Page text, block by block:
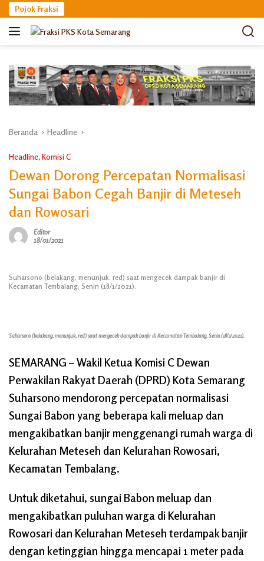
Langsung
ke
konten
Pojok Fraksi
Beranda Headline
Headline, Komisi C
Dewan Dorong Percepatan Normalisasi
Sungai Babon Cegah Banjir di Meteseh
dan Rowosari
Editor
18/01/2021
Suharsono (belakang, menunjuk, red) saat mengecek dampak banjir di
Kecamatan Tembalang, Senin (18/1/2021).
Suharsono (belakang, menunjuk, red) saat mengecek dampak banjir di Kecamatan Tembalang, Senin (18/1/2021).
SEMARANG – Wakil Ketua Komisi C Dewan
Perwakilan Rakyat Daerah (DPRD) Kota Semarang
Suharsono mendorong percepatan normalisasi
Sungai Babon yang beberapa kali meluap dan
mengakibatkan banjir menggenangi rumah warga di
Kelurahan Meteseh dan Kelurahan Rowosari,
Kecamatan Tembalang.
Untuk diketahui, sungai Babon meluap dan
mengakibatkan puluhan warga di Kelurahan
Rowosari dan Kelurahan Meteseh terdampak banjir
dengan ketinggian hingga mencapai 1 meter pada